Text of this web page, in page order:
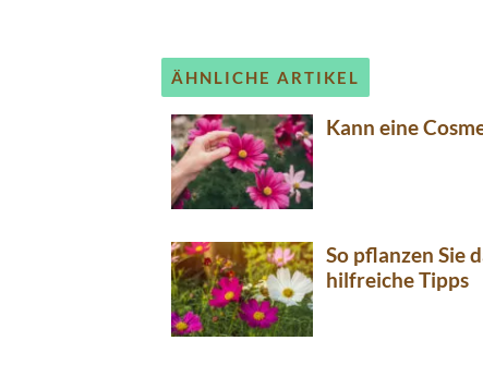
ÄHNLICHE ARTIKEL
Kann eine
So pflanzen Sie
hilfreiche Tipps